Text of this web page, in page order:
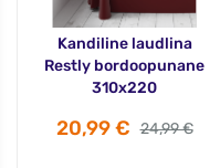
Kandiline laudlina
Restly bordoopunane
310x220
20,99 € 24,99 €